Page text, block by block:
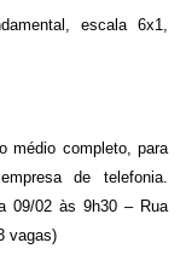
escala 6x1,
médio completo, para
de telefonia.
09/02 às 9h30 – Rua
vagas)